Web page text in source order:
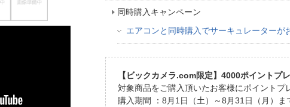
同時購入キャンペーン
エアコンと同時購入でサーキュレーターが
【ビックカメラ.com限定】4000ポイントプ
対象商品をご購入頂いたお客様にポイントプ
購入期間 ：8月1日（土）～8月31日（月）ま